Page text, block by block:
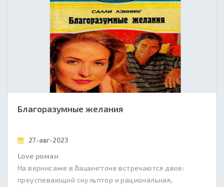
Благоразумные желания
27-авг-2023
Love роман
На вернисаже в Вашингтоне встречаются двое:
преуспевающий скульптор и рациональная,